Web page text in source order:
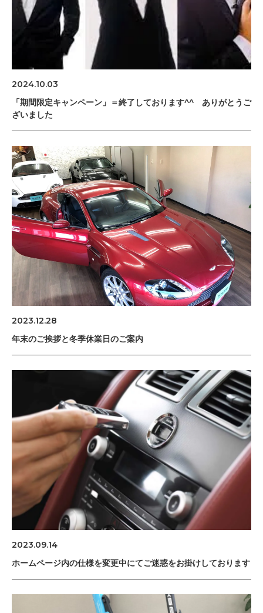
2024.10.03
「期間限定キャンペーン」＝終了しております^^ ありがとうご
ざいました
2023.12.28
年末のご挨拶と冬季休業日のご案内
2023.09.14
ホームページ内の仕様を変更中にてご迷惑をお掛けしております